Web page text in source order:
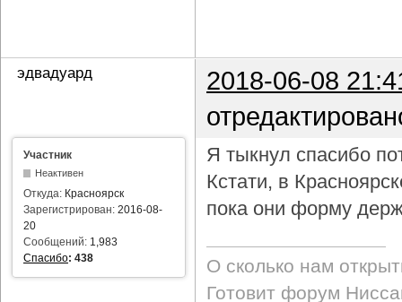
эдвадуард
2018-06-08
Участник
Неактивен
Откуда: Красноярск
Зарегистрирован: 2016-08-
20
Сообщений: 1,983
Спасибо: 438
Я тыкнул спасибо
Кстати, в
пока они форму
О сколько нам
Готовит форум